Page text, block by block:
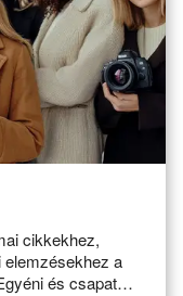
cikkekhez,
elemzésekhez a
és csapatos